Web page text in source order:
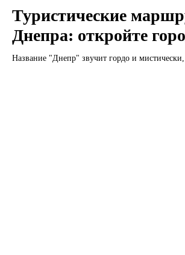
Туристические
Днепра: откройте
Название "Днепр" звучит гордо и мистически,